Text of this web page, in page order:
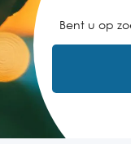
Bent u op